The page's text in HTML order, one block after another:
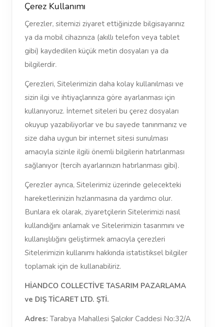
Çerez Kullanımı
Çerezler, sitemizi ziyaret ettiğinizde bilgisayarınız
ya da mobil cihazınıza (akıllı telefon veya tablet
gibi) kaydedilen küçük metin dosyaları ya da
bilgilerdir.
Çerezleri, Sitelerimizin daha kolay kullanılması ve
sizin ilgi ve ihtiyaçlarınıza göre ayarlanması için
kullanıyoruz. İnternet siteleri bu çerez dosyaları
okuyup yazabiliyorlar ve bu sayede tanınmanız ve
size daha uygun bir internet sitesi sunulması
amacıyla sizinle ilgili önemli bilgilerin hatırlanması
sağlanıyor (tercih ayarlarınızın hatırlanması gibi).
Çerezler ayrıca, Sitelerimiz üzerinde gelecekteki
hareketlerinizin hızlanmasına da yardımcı olur.
Bunlara ek olarak, ziyaretçilerin Sitelerimizi nasıl
kullandığını anlamak ve Sitelerimizin tasarımını ve
kullanışlılığını geliştirmek amacıyla çerezleri
Sitelerimizin kullanımı hakkında istatistiksel bilgiler
toplamak için de kullanabiliriz.
HİANDCO COLLECTİVE TASARIM PAZARLAMA
ve DIŞ TİCARET LTD. ŞTİ.
Adres: Tarabya Mahallesi Şalcıkır Caddesi No:32/A